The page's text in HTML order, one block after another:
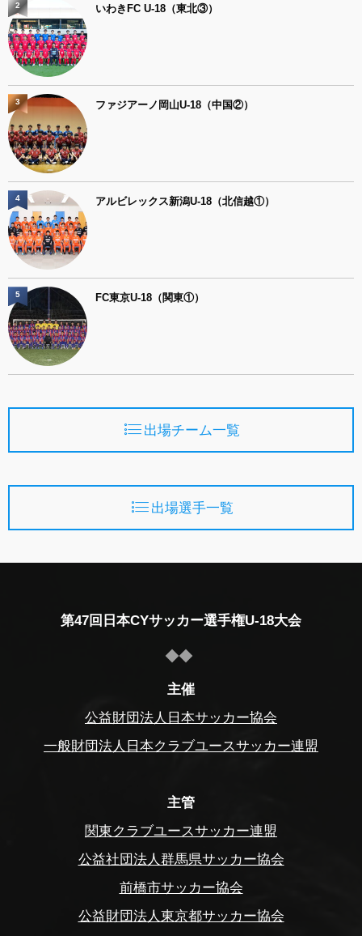
いわきFC U-18（東北③）
2
ファジアーノ岡山U-18（中国②）
3
アルビレックス新潟U-18（北信越①）
4
FC東京U-18（関東①）
5
出場チーム一覧
出場選手一覧
第47回日本CYサッカー選手権U-18大会
主催
公益財団法人日本サッカー協会
一般財団法人日本クラブユースサッカー連盟
主管
関東クラブユースサッカー連盟
公益社団法人群馬県サッカー協会
前橋市サッカー協会
公益財団法人東京都サッカー協会